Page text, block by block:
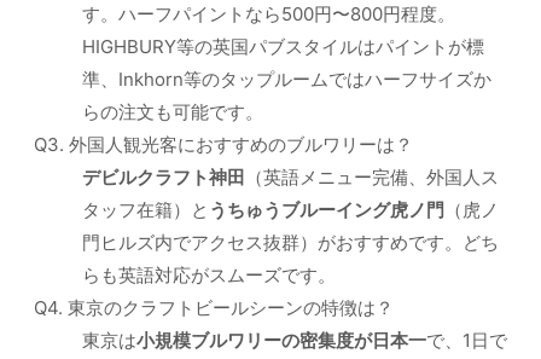
す。ハーフパイントなら500円〜800円程度。
HIGHBURY等の英国パブスタイルはパイントが標
準、Inkhorn等のタップルームではハーフサイズか
らの注文も可能です。
Q3. 外国人観光客におすすめのブルワリーは？
デビルクラフト神田 （英語メニュー完備、外国人ス
タッフ在籍）と うちゅうブルーイング虎ノ門 （虎ノ
門ヒルズ内でアクセス抜群）がおすすめです。どち
らも英語対応がスムーズです。
Q4. 東京のクラフトビールシーンの特徴は？
東京は小規模ブルワリーの密集度が日本一で、1日で